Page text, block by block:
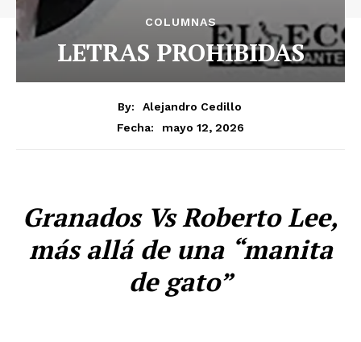
COLUMNAS
LETRAS PROHIBIDAS
By:
Alejandro Cedillo
Fecha:
mayo 12, 2026
Granados Vs Roberto Lee,
más allá de una “manita
de gato”